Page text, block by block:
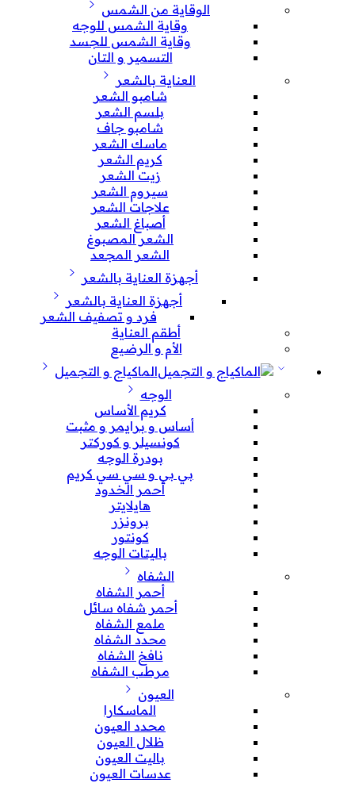
الوقاية من الشمس
وقاية الشمس للوجه
وقاية الشمس للجسد
التسمير و التان
العناية بالشعر
شامبو الشعر
بلسم الشعر
شامبو جاف
ماسك الشعر
كريم الشعر
زيت الشعر
سيروم الشعر
علاجات الشعر
أصباغ الشعر
الشعر المصبوغ
الشعر المجعد
أجهزة العناية بالشعر
أجهزة العناية بالشعر
فرد و تصفيف الشعر
أطقم العناية
الأم و الرضيع
الماكياج و التجميل
الوجه
كريم الأساس
أساس و برايمر و مثبت
كونسيلر و كوركتر
بودرة الوجه
بي بي و سي سي كريم
أحمر الخدود
هايلايتر
برونزر
كونتور
باليتات الوجه
الشفاه
أحمر الشفاه
أحمر شفاه سائل
ملمع الشفاه
محدد الشفاه
نافخ الشفاه
مرطب الشفاه
العيون
الماسكارا
محدد العيون
ظلال العيون
باليت العيون
عدسات العيون